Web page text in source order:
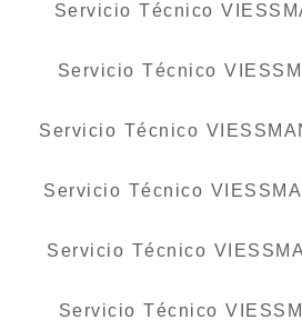
Servicio Técnico
Servicio Técnico
Servicio Técnico
Servicio Técnico
Servicio Técnico
Servicio Técnico